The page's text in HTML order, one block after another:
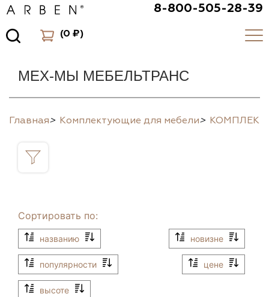
8-800-505-28-39
(0 ₽)
МЕХ-МЫ МЕБЕЛЬТРАНС
Главная> Комплектующие для мебели>
Сортировать по:
названию новизне
популярности цене
высоте